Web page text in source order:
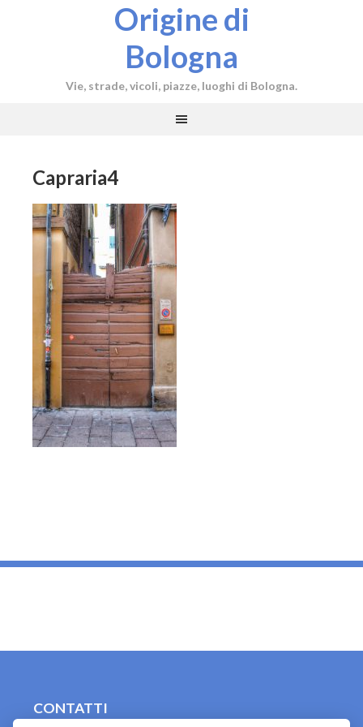
Origine di
Bologna
Vie, strade, vicoli, piazze, luoghi di Bologna.
Capraria4
CONTATTI